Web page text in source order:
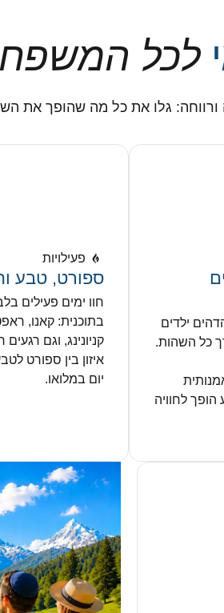
לכל
ורווחה: גלו את כל מה שהופך את
ילדים
כל השהות.
לחוויה
פעילויות
ספורט, טבע
חוו ימים פעילים
בתוכנית: קאנו,
קניונינג, וגם
איזון בין ספורט
יום במלואו.